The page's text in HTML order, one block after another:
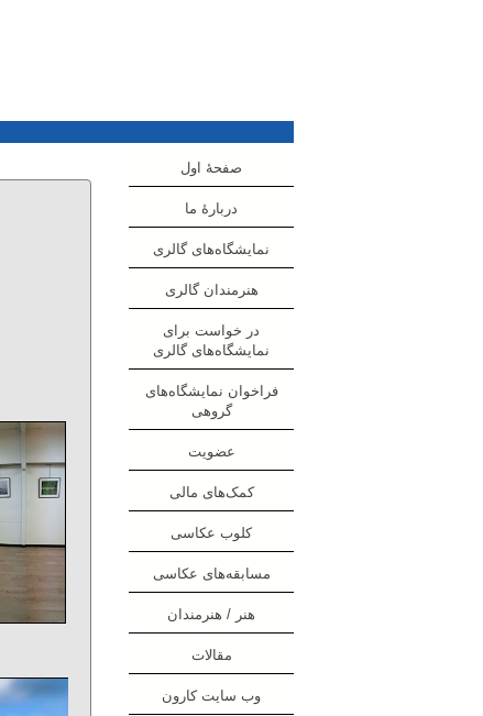
صفحهٔ اول
دربارهٔ ما
نمایشگاه‌های گالری
هنرمندان گالری
در خواست برای
نمایشگاه‌های گالری
فراخوان نمایشگاه‌های
گروهی
عضویت
کمک‌های مالی‌
کلوب عکاسی
مسابقه‌های عکاسی
هنر / هنرمندان
مقالات
وب سایت کارون